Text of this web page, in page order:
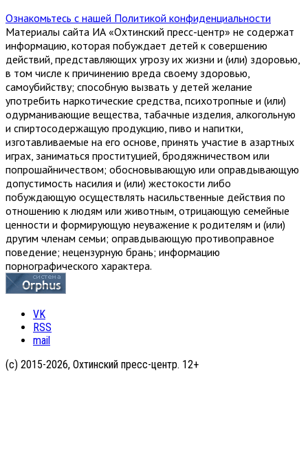
Ознакомьтесь с нашей Политикой конфиденциальности
Материалы сайта ИА «Охтинский пресс-центр» не содержат
информацию, которая побуждает детей к совершению
действий, представляющих угрозу их жизни и (или) здоровью,
в том числе к причинению вреда своему здоровью,
самоубийству; способную вызвать у детей желание
употребить наркотические средства, психотропные и (или)
одурманивающие вещества, табачные изделия, алкогольную
и спиртосодержащую продукцию, пиво и напитки,
изготавливаемые на его основе, принять участие в азартных
играх, заниматься проституцией, бродяжничеством или
попрошайничеством; обосновывающую или оправдывающую
допустимость насилия и (или) жестокости либо
побуждающую осуществлять насильственные действия по
отношению к людям или животным, отрицающую семейные
ценности и формирующую неуважение к родителям и (или)
другим членам семьи; оправдывающую противоправное
поведение; нецензурную брань; информацию
порнографического характера.
VK
RSS
mail
(с) 2015-2026, Охтинский пресс-центр. 12+